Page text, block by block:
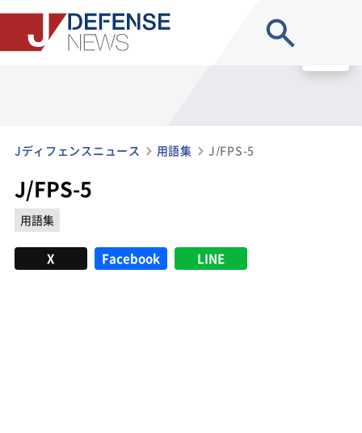
Jディフェンスニュース 用語集 J/FPS-5
J/FPS-5
用語集
X Facebook LINE